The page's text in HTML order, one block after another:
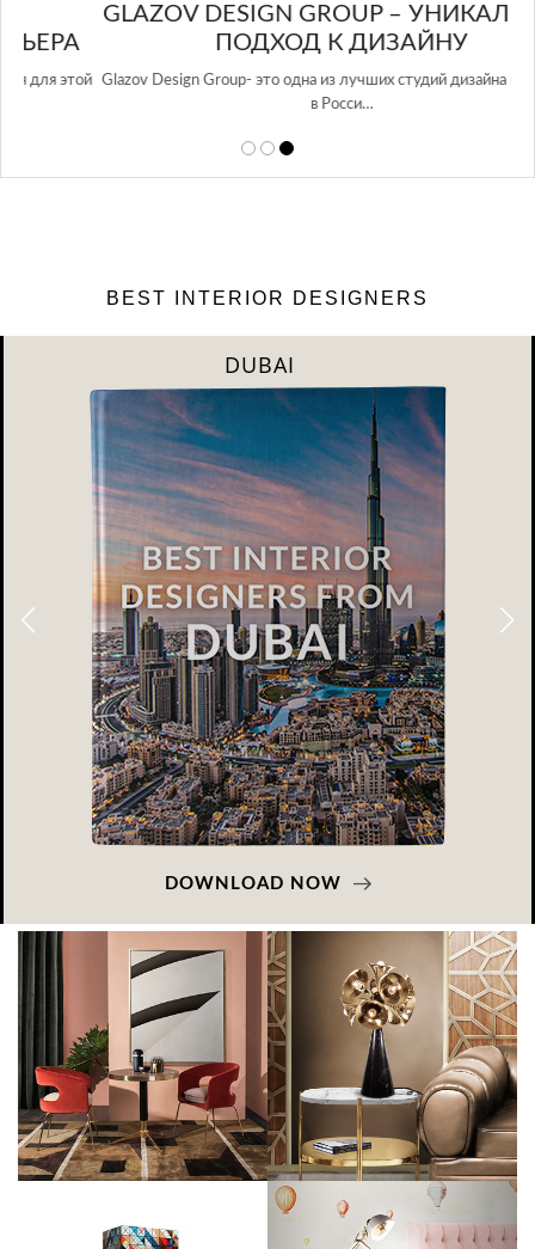
GLAZOV DESIGN GROUP – УНИКАЛЬНЫЙ
ПОДХОД К ДИЗАЙНУ
Glazov Design Group- это одна из лучших студий дизайна интерьера
BEST INTERIOR DESIGNERS
DUBAI
DOWNLOAD NOW